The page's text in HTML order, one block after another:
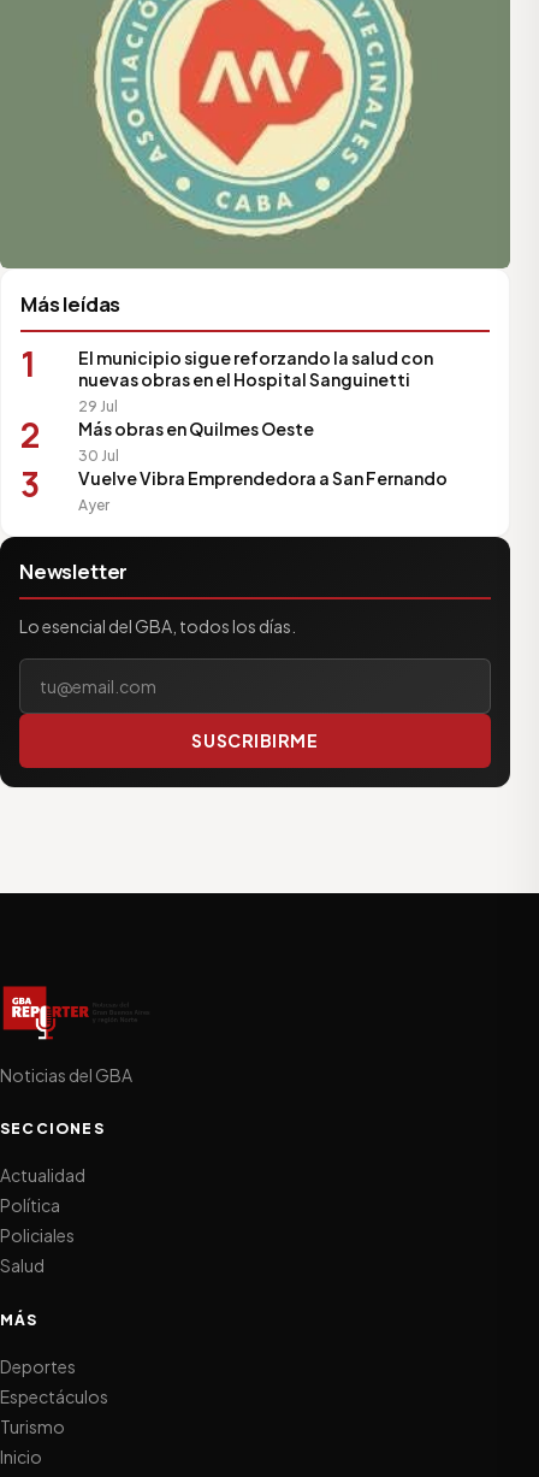
Más leídas
1
El municipio sigue reforzando la salud con
nuevas obras en el Hospital Sanguinetti
29 Jul
2 Más obras en Quilmes Oeste
30 Jul
3 Vuelve Vibra Emprendedora a San Fernando
Ayer
Newsletter
Lo esencial del GBA, todos los días.
SUSCRIBIRME
Noticias del GBA
SECCIONES
Actualidad
Política
Policiales
Salud
MÁS
Deportes
Espectáculos
Turismo
Inicio